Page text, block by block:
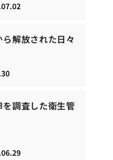
解放された日々
調査した衛生管